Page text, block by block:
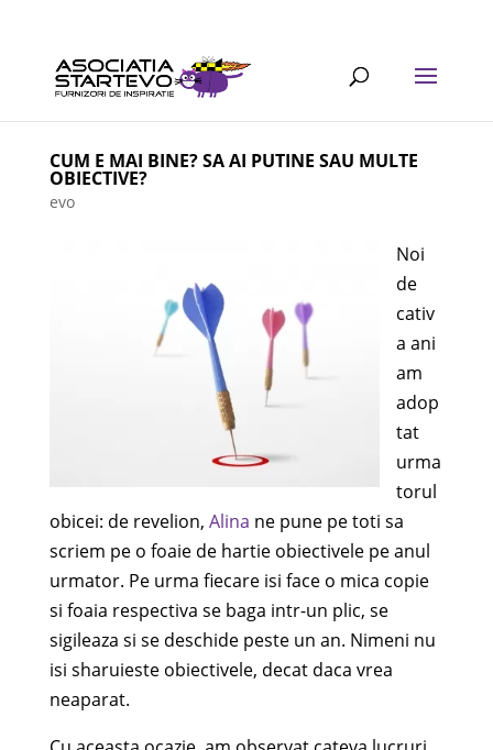
CUM E MAI BINE? SA AI PUTINE SAU MULTE
OBIECTIVE?
evo
Noi
de
cativ
a ani
am
adop
tat
urma
torul
obicei: de revelion, Alina ne pune pe toti sa
scriem pe o foaie de hartie obiectivele pe anul
urmator. Pe urma fiecare isi face o mica copie
si foaia respectiva se baga intr-un plic, se
sigileaza si se deschide peste un an. Nimeni nu
isi sharuieste obiectivele, decat daca vrea
neaparat.